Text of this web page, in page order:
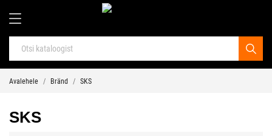
Avalehele Bränd SKS
SKS